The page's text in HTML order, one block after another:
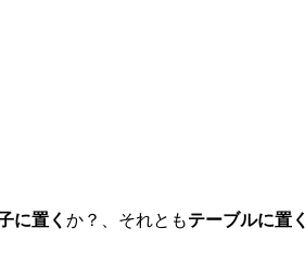
に置く か？、それともテーブルに置く